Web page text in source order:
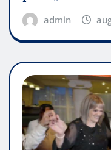
admin